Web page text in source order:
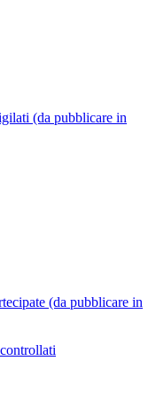
(da pubblicare in
(da pubblicare in